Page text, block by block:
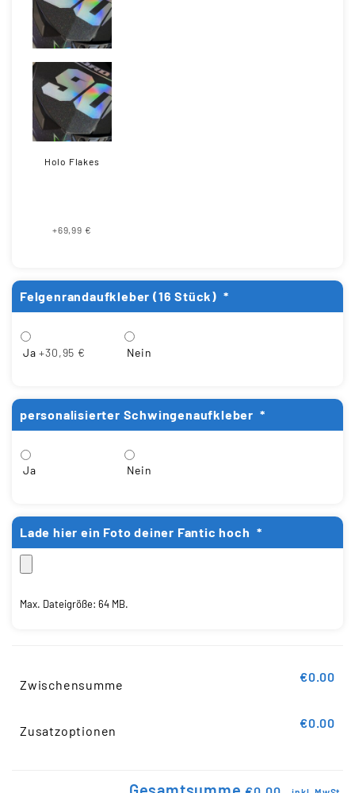
Holo Flakes
+69,99 €
Felgenrandaufkleber (16 Stück) *
Ja +30,95 € Nein
personalisierter Schwingenaufkleber *
Ja Nein
Lade hier ein Foto deiner Fantic hoch *
Max. Dateigröße: 64 MB.
Zwischensumme
€0.00
Zusatzoptionen
€0.00